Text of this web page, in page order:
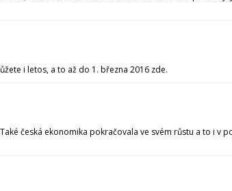
i letos, a to až do 1. března 2016 zde.
česká ekonomika pokračovala ve svém růstu a to i v